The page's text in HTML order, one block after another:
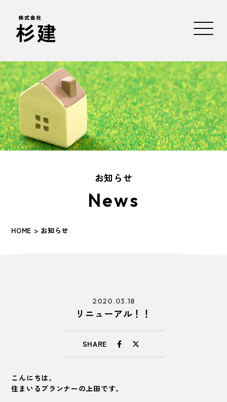
お知らせ
News
HOME > お知らせ
2020.03.18
リニューアル！！
SHARE
こんにちは。
住まいるプランナーの上田です。